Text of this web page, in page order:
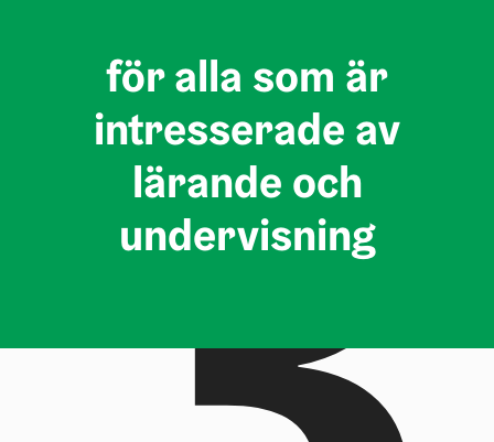
för alla som är
intresserade av
lärande och
undervisning